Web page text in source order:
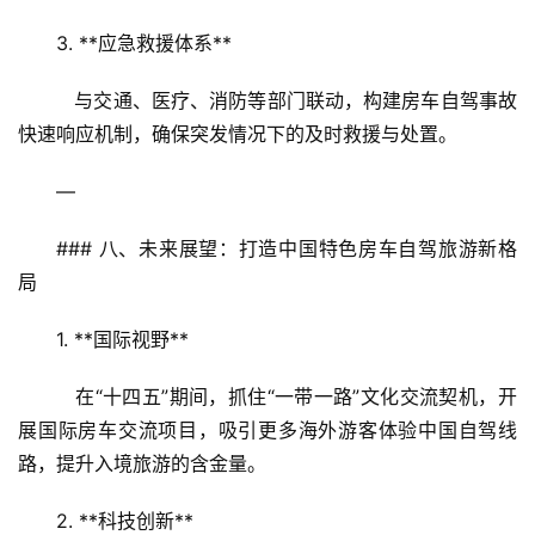
3. **应急救援体系**
快速响应机制，确保突发情况下的及时救援与处置。
—
### 八、未来展望：打造中国特色房车自驾旅游新格
局
1. **国际视野**
   在“十四五”期间，抓住“一带一路”文化交流契机，开
展国际房车交流项目，吸引更多海外游客体验中国自驾线
路，提升入境旅游的含金量。
2. **科技创新**